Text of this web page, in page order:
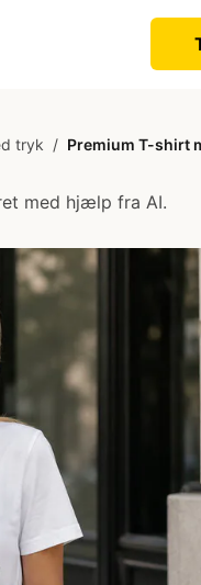
tryk / Premium T-shirt
med hjælp fra AI.